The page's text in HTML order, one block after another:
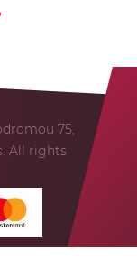
75,
All rights